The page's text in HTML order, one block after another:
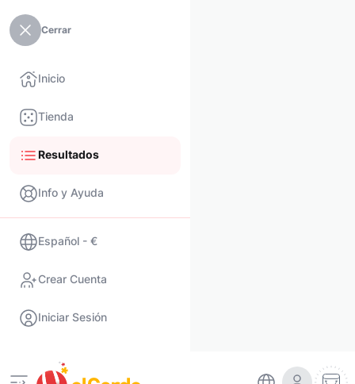
Cerrar
Inicio
Tienda
Resultados
Info y Ayuda
Español - €
Crear Cuenta
Iniciar Sesión